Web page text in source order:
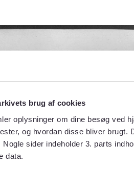
brug af cookies
oplysninger om dine besøg ved
og hvordan disse bliver
Nogle sider indeholder 3. parts
data.